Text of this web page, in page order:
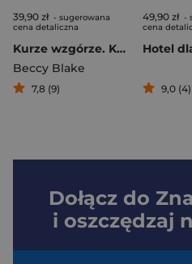
39,90 zł - sugerowana
cena detaliczna
Kurze wzgórze. Kaktus zombie atakuje
Beccy Blake
7,8 (9)
49,90 zł -
cena
9,0 (4)
Dołącz do
i oszczędzaj